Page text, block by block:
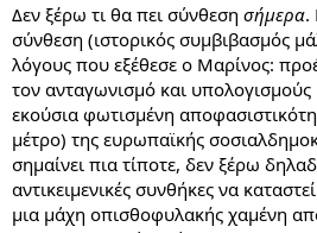
Δεν ξέρω τι θα πει σύνθεση σήμερα.
σύνθεση (ιστορικός συμβιβασμός
λόγους που εξέθεσε ο Μαρίνος:
τον ανταγωνισμό και
εκούσια φωτισμένη
μέτρο) της ευρωπαϊκής
σημαίνει πια τίποτε, δεν ξέρω
αντικειμενικές συνθήκες να
μια μάχη οπισθοφυλακής χαμένη